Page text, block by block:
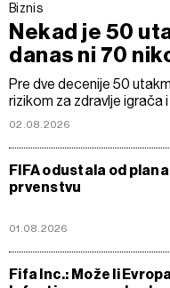
Biznis
Nekad je 50
danas ni 70
Pre dve decenije 50
rizikom za zdravlje igrača
02.08.2026
FIFA odustala od
prvenstvu
01.08.2026
Fifa Inc.: Može li